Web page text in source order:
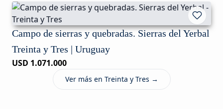
Campo de sierras y quebradas. Sierras del Yerbal
Treinta y Tres | Uruguay
USD 1.071.000
Ver más en Treinta y Tres →